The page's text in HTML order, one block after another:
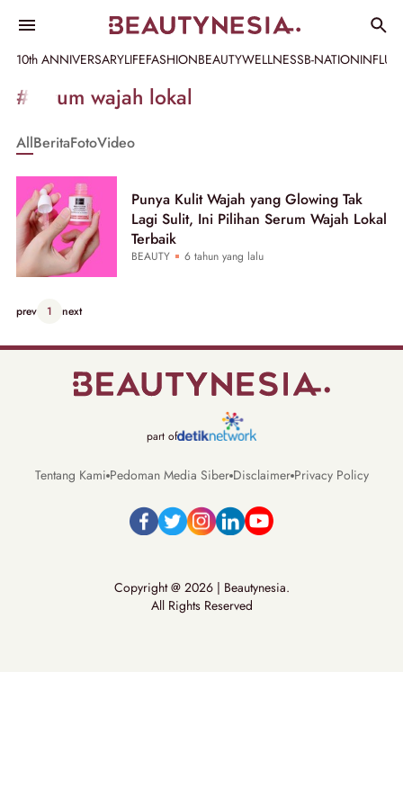
10th ANNIVERSARYLIFEFASHIONBEAUTYWELLNESSB-NATION
Informasi
[GET_DATA_TITLE]
Beautynesia
#serum wajah lokal
AllBeritaFotoVideo
Punya Kulit Wajah yang Glowing Tak
Lagi Sulit, Ini Pilihan Serum Wajah Lokal
Terbaik
BEAUTY 6 tahun yang lalu
prev 1 next
part of
Tentang Kami Pedoman Media Siber Disclaimer Privacy Policy
Copyright @ 2026 | Beautynesia.
All Rights Reserved